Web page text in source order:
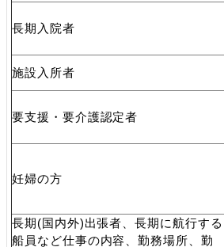
長期入院者
施設入所者
要支援・要介護認定者
妊婦の方
長期(国内外)出張者、長期に航行する
船員など仕事の内容、勤務場所、勤